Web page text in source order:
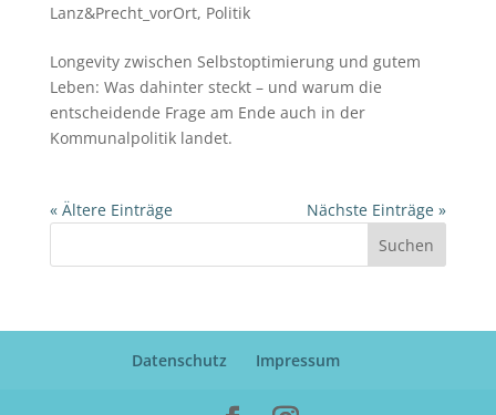
Lanz&Precht_vorOrt, Politik
Longevity zwischen Selbstoptimierung und gutem
Leben: Was dahinter steckt – und warum die
entscheidende Frage am Ende auch in der
Kommunalpolitik landet.
« Ältere Einträge
Nächste Einträge »
Suchen
Datenschutz Impressum